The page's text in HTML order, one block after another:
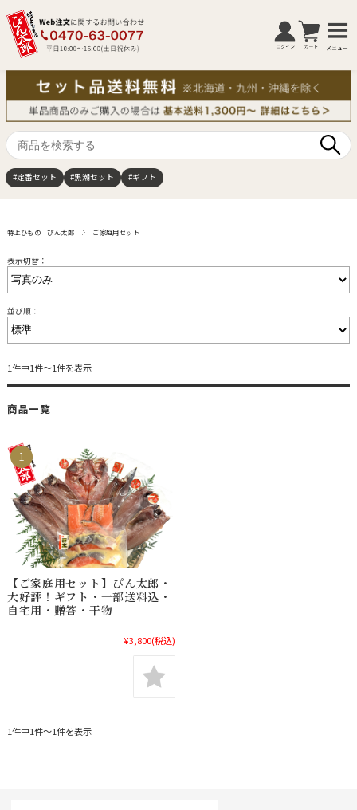
商
を
検
る
#定番セット #黒潮セット #ギフト
特上ひもの ぴん太郎 ご家庭用セット
表示切替：
並び順：
1件中1件〜1件を表示
商品一覧
【ご家庭用セット】ぴん太郎・
大好評！ギフト・一部送料込・
自宅用・贈答・干物
¥3,800(税込)
1件中1件〜1件を表示